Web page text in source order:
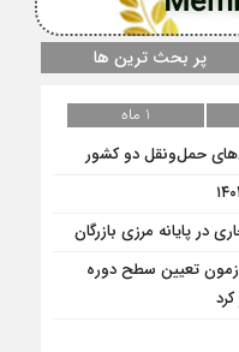
پر بحث ترین ها
1 ماه
حمل‌ونقل دو کشور
در پایانه مرزی بازرگان
تعیین سطح دوره